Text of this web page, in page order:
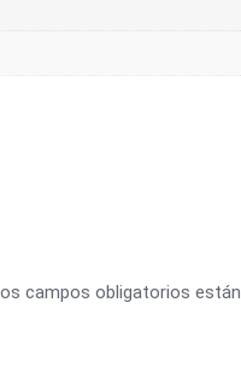
campos obligatorios están